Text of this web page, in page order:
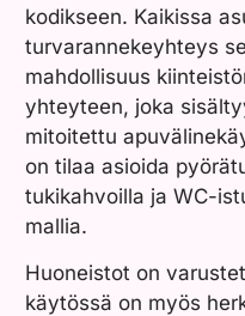
kodikseen. Kaikissa
turvarannekeyhteys
mahdollisuus
yhteyteen, joka
mitoitettu
on tilaa asioida
tukikahvoilla ja WC-
mallia.
Huoneistot on
käytössä on myös